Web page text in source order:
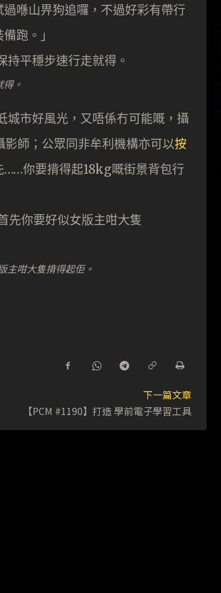
喺山畀狗追囉，不過好彩有帶行
跑。」
。
市好風光，又唔係冇可能嘅，攝
師；公眾同非牟利機構亦可以按
……你要揹得起18kg嘅街景背包行
主咁大隻揹得起佢。
下一篇文章
【PCM #1190】打造 學前電子學習工具